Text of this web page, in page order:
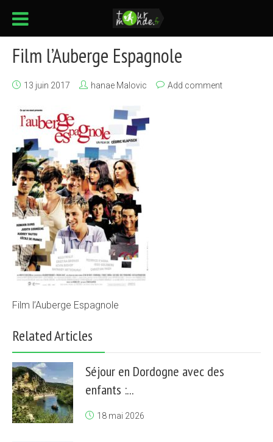
Film l’Auberge Espagnole
13 juin 2017 hanae Malovic Add comment
Film l’Auberge Espagnole
Related Articles
Séjour en Dordogne avec des
enfants :...
18 mai 2026